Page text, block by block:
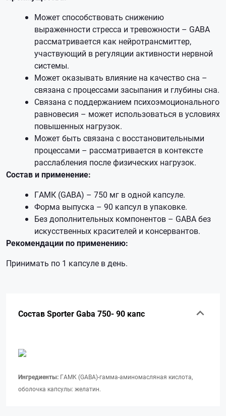
Может способствовать снижению
выраженности стресса и тревожности – GABA
рассматривается как нейротрансмиттер,
участвующий в регуляции активности нервной
системы.
Может оказывать влияние на качество сна –
связана с процессами засыпания и глубины сна.
Связана с поддержанием психоэмоционального
равновесия – может использоваться в условиях
повышенных нагрузок.
Может быть связана с восстановительными
процессами – рассматривается в контексте
расслабления после физических нагрузок.
Состав и применение:
ГАМК (GABA) – 750 мг в одной капсуле.
Форма выпуска – 90 капсул в упаковке.
Без дополнительных компонентов – GABA без
искусственных красителей и консервантов.
Рекомендации по применению:
Принимать по 1 капсуле в день.
Состав Sporter Gaba 750- 90 капс
Ингредиенты: ГАМК (GABA)-гамма-аминомасляная кислота,
оболочка капсулы: желатин.